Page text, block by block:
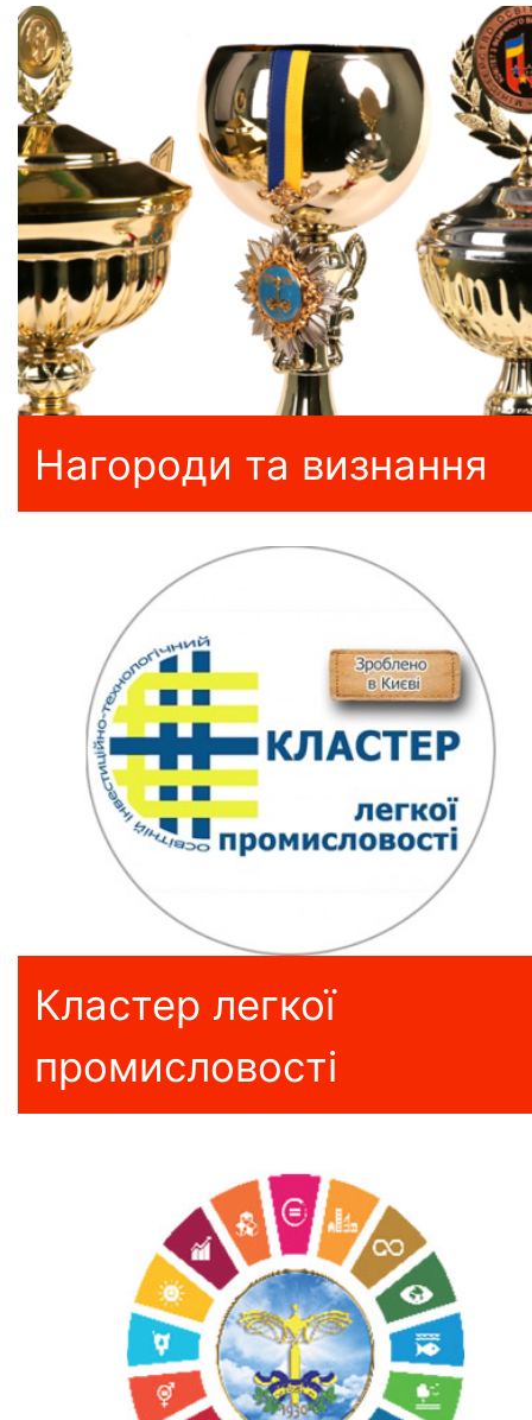
Нагороди та визнання
Кластер легкої
промисловості